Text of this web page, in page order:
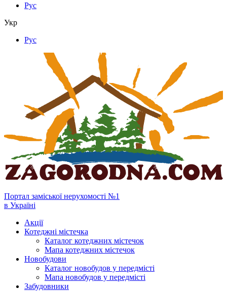
Рус
Укр
Рус
Портал заміської нерухомості №1
в Україні
Акції
Котеджні містечка
Каталог котеджних містечок
Мапа котеджних містечок
Новобудови
Каталог новобудов у передмісті
Мапа новобудов у передмісті
Забудовники